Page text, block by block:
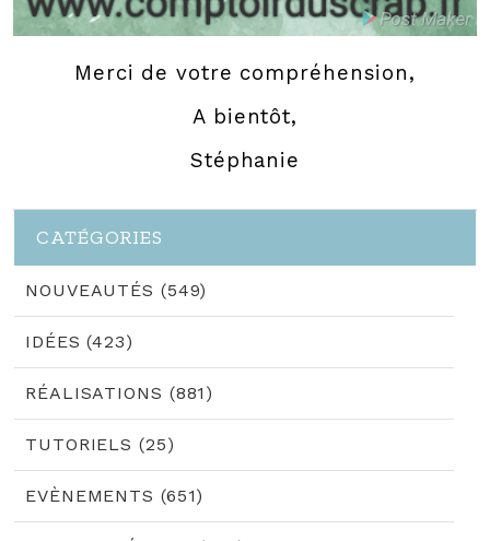
Merci de votre compréhension,
A bientôt,
Stéphanie
CATÉGORIES
NOUVEAUTÉS (549)
IDÉES (423)
RÉALISATIONS (881)
TUTORIELS (25)
EVÈNEMENTS (651)